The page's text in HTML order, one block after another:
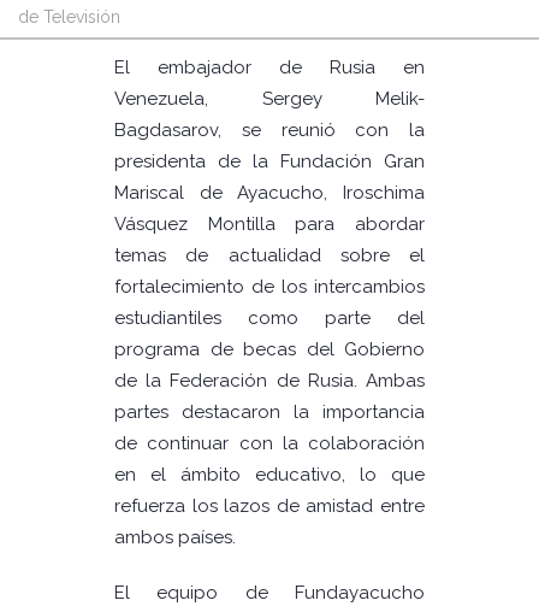
de Televisión
El embajador de Rusia en
Venezuela, Sergey Melik-
Bagdasarov, se reunió con la
presidenta de la Fundación Gran
Mariscal de Ayacucho, Iroschima
Vásquez Montilla para abordar
temas de actualidad sobre el
fortalecimiento de los intercambios
estudiantiles como parte del
programa de becas del Gobierno
de la Federación de Rusia. Ambas
partes destacaron la importancia
de continuar con la colaboración
en el ámbito educativo, lo que
refuerza los lazos de amistad entre
ambos países.
El equipo de Fundayacucho